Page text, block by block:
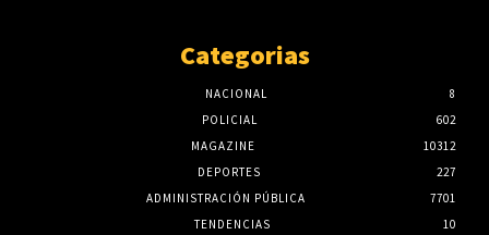
Categorias
NACIONAL
8
POLICIAL
602
MAGAZINE
10312
DEPORTES
227
ADMINISTRACIÓN PÚBLICA
7701
TENDENCIAS
10